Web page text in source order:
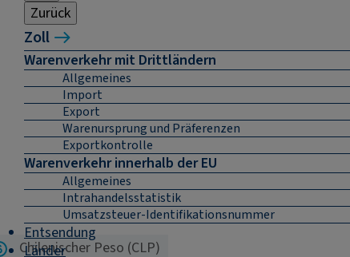
Zurück
Zoll
Warenverkehr mit Drittländern
Allgemeines
Import
Export
Warenursprung und Präferenzen
Exportkontrolle
Warenverkehr innerhalb der EU
Allgemeines
Intrahandelsstatistik
Umsatzsteuer-Identifikationsnummer
Entsendung
Länder
Chilenischer Peso (CLP)